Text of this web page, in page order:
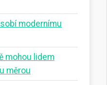
modernímu
mohou lidem
měrou